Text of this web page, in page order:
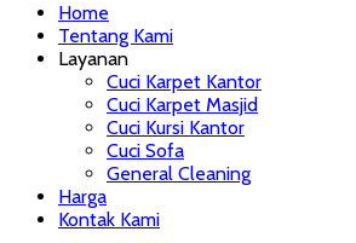
Home
Tentang Kami
Layanan
Cuci Karpet Kantor
Cuci Karpet Masjid
Cuci Kursi Kantor
Cuci Sofa
General Cleaning
Harga
Kontak Kami